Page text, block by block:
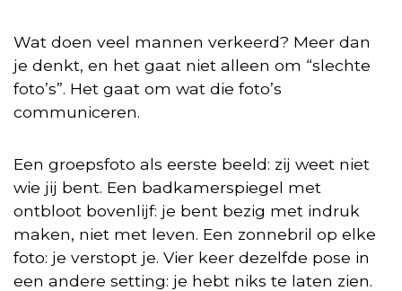
Wat doen veel mannen verkeerd? Meer dan
je denkt, en het gaat niet alleen om “slechte
foto’s”. Het gaat om wat die foto’s
communiceren.
Een groepsfoto als eerste beeld: zij weet niet
wie jij bent. Een badkamerspiegel met
ontbloot bovenlijf: je bent bezig met indruk
maken, niet met leven. Een zonnebril op elke
foto: je verstopt je. Vier keer dezelfde pose in
een andere setting: je hebt niks te laten zien.